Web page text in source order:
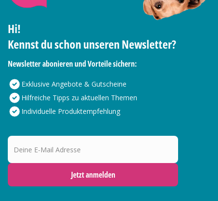
Hi!
Kennst du schon unseren Newsletter?
Newsletter abonieren und Vorteile sichern:
Exklusive Angebote & Gutscheine
Hilfreiche Tipps zu aktuellen Themen
Individuelle Produktempfehlung
Deine E-Mail Adresse
Jetzt anmelden